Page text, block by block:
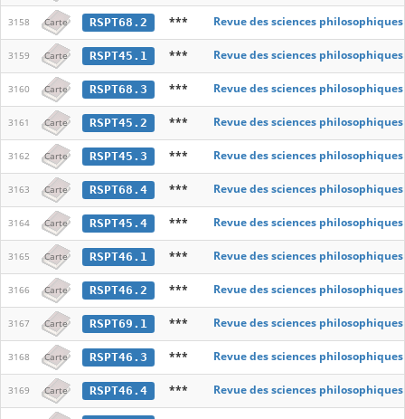
3158 Carte RSPT68.2 *** Revue des sciences
3159 Carte RSPT45.1 *** Revue des sciences
3160 Carte RSPT68.3 *** Revue des sciences
3161 Carte RSPT45.2 *** Revue des sciences
3162 Carte RSPT45.3 *** Revue des sciences
3163 Carte RSPT68.4 *** Revue des sciences
3164 Carte RSPT45.4 *** Revue des sciences
3165 Carte RSPT46.1 *** Revue des sciences
3166 Carte RSPT46.2 *** Revue des sciences
3167 Carte RSPT69.1 *** Revue des sciences
3168 Carte RSPT46.3 *** Revue des sciences
3169 Carte RSPT46.4 *** Revue des sciences